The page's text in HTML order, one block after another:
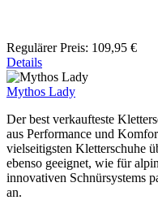
Regulärer Preis: 109,95 €
Details
Mythos Lady
Der best verkaufteste
aus Performance und
vielseitigsten Kletterschuhe
ebenso geeignet, wie für
innovativen Schnürsystems
an.